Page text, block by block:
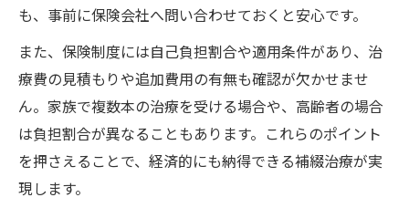
も、事前に保険会社へ問い合わせておくと安心です。
また、保険制度には自己負担割合や適用条件があり、治
療費の見積もりや追加費用の有無も確認が欠かせませ
ん。家族で複数本の治療を受ける場合や、高齢者の場合
は負担割合が異なることもあります。これらのポイント
を押さえることで、経済的にも納得できる補綴治療が実
現します。